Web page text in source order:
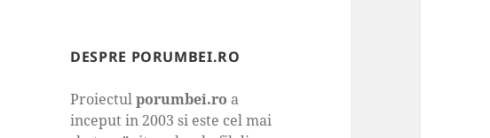
DESPRE PORUMBEI.RO
Proiectulporumbei.ro a
inceput in 2003 si este cel mai